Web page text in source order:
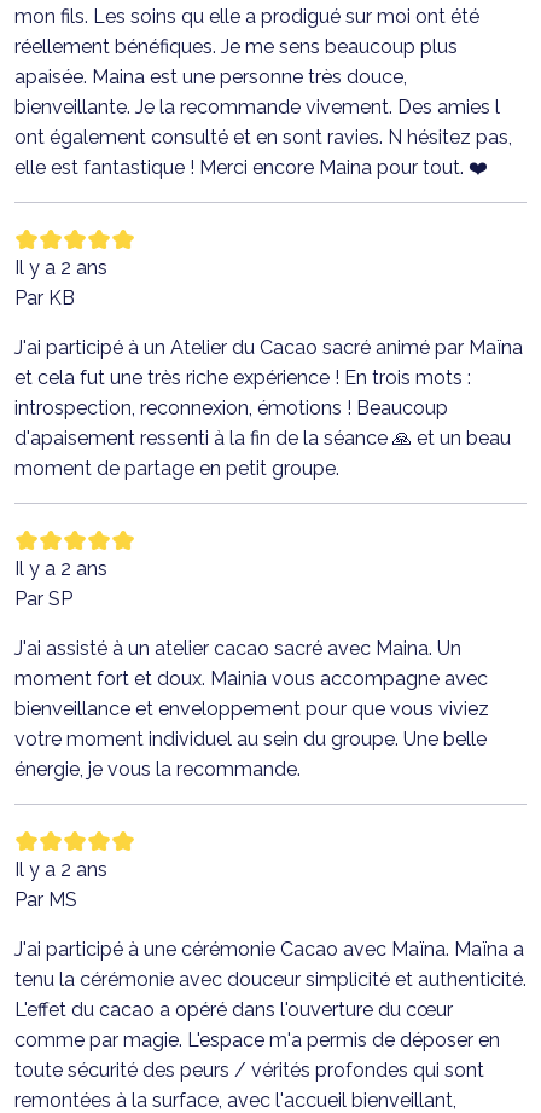
mon fils. Les soins qu elle a prodigué sur moi ont été
réellement bénéfiques. Je me sens beaucoup plus
apaisée. Maina est une personne très douce,
bienveillante. Je la recommande vivement. Des amies l
ont également consulté et en sont ravies. N hésitez pas,
elle est fantastique ! Merci encore Maina pour tout. ❤️
Il y a 2 ans
Par KB
J'ai participé à un Atelier du Cacao sacré animé par Maïna
et cela fut une très riche expérience ! En trois mots :
introspection, reconnexion, émotions ! Beaucoup
d'apaisement ressenti à la fin de la séance 🙏 et un beau
moment de partage en petit groupe.
Il y a 2 ans
Par SP
J'ai assisté à un atelier cacao sacré avec Maina. Un
moment fort et doux. Mainia vous accompagne avec
bienveillance et enveloppement pour que vous viviez
votre moment individuel au sein du groupe. Une belle
énergie, je vous la recommande.
Il y a 2 ans
Par MS
J'ai participé à une cérémonie Cacao avec Maïna. Maïna a
tenu la cérémonie avec douceur simplicité et authenticité.
L'effet du cacao a opéré dans l'ouverture du cœur
comme par magie. L'espace m'a permis de déposer en
toute sécurité des peurs / vérités profondes qui sont
remontées à la surface, avec l'accueil bienveillant,